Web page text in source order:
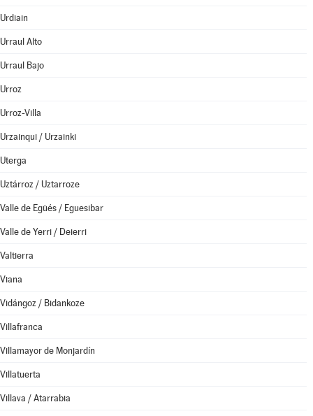
Urdiain
Urraul Alto
Urraul Bajo
Urroz
Urroz-Villa
Urzainqui / Urzainki
Uterga
Uztárroz / Uztarroze
Valle de Egüés / Eguesibar
Valle de Yerri / Deierri
Valtierra
Viana
Vidángoz / Bidankoze
Villafranca
Villamayor de Monjardín
Villatuerta
Villava / Atarrabia